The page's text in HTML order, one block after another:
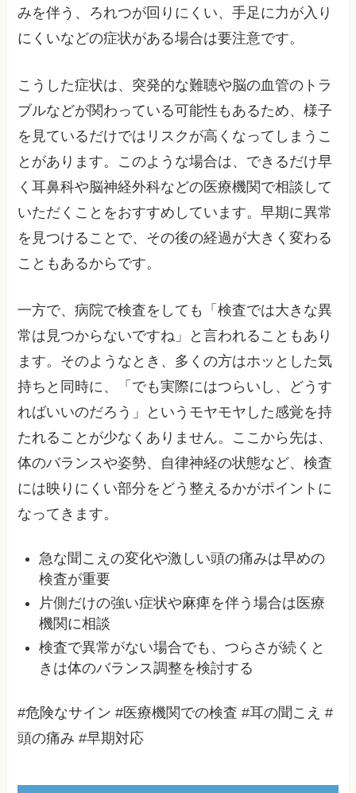
みを伴う、ろれつが回りにくい、手足に力が入り
にくいなどの症状がある場合は要注意です。
こうした症状は、突発的な難聴や脳の血管のトラ
ブルなどが関わっている可能性もあるため、様子
を見ているだけではリスクが高くなってしまうこ
とがあります。このような場合は、できるだけ早
く耳鼻科や脳神経外科などの医療機関で相談して
いただくことをおすすめしています。早期に異常
を見つけることで、その後の経過が大きく変わる
こともあるからです。
一方で、病院で検査をしても「検査では大きな異
常は見つからないですね」と言われることもあり
ます。そのようなとき、多くの方はホッとした気
持ちと同時に、「でも実際にはつらいし、どうす
ればいいのだろう」というモヤモヤした感覚を持
たれることが少なくありません。ここから先は、
体のバランスや姿勢、自律神経の状態など、検査
には映りにくい部分をどう整えるかがポイントに
なってきます。
急な聞こえの変化や激しい頭の痛みは早めの
検査が重要
片側だけの強い症状や麻痺を伴う場合は医療
機関に相談
検査で異常がない場合でも、つらさが続くと
きは体のバランス調整を検討する
#危険なサイン #医療機関での検査 #耳の聞こえ #
頭の痛み #早期対応